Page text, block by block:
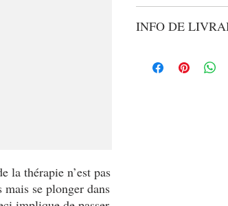
la thérapie n’est pas
se plonger dans
visiteurs des conditions
clients et leur
INFO DE
sur vos modes de